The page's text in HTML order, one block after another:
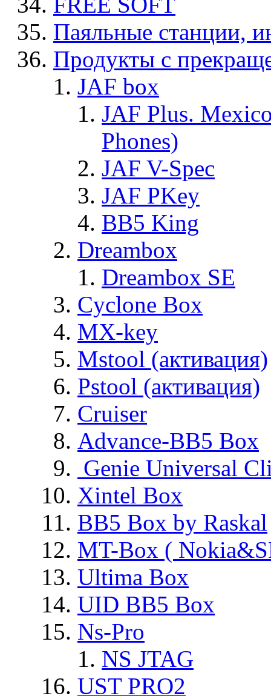
Паяльные станции,
Продукты с
JAF box
JAF Plus.
Phones)
JAF V-Spec
JAF PKey
BB5 King
Dreambox
Dreambox SE
Cyclone Box
MX-key
Mstool (активация)
Pstool (активация)
Cruiser
Advance-BB5 Box
Genie Universal
Xintel Box
BB5 Box by Raskal
MT-Box (
Ultima Box
UID BB5 Box
Ns-Pro
NS JTAG
UST PRO2